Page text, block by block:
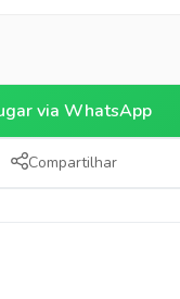
via WhatsApp
Compartilhar